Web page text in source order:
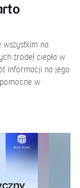
wszystkim na
źródeł ciepła w
informacji na jego
w